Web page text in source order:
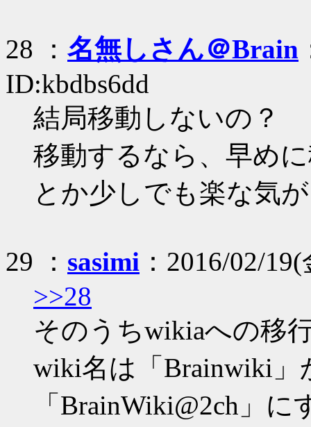
28 ： 名無しさん＠Brain
ID:kbdbs6dd
結局移動しないの？
移動するなら、早め
とか少しでも楽な気
29 ： sasimi ：2016/02/
>>28
そのうちwikiaへの移
wiki名は「Brainwiki」
「BrainWiki@2ch」